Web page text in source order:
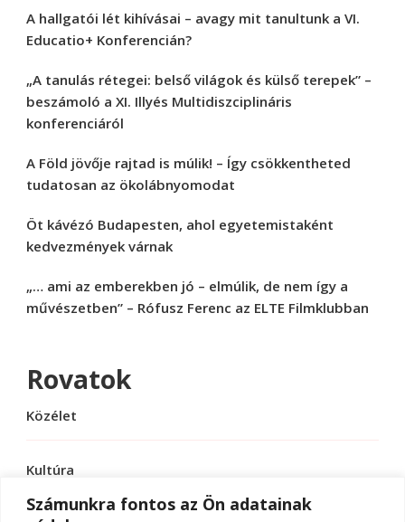
Számunkra fontos az Ön adatainak
A hallgatói lét kihívásai – avagy mit tanultunk a VI.
Educatio+ Konferencián?
„A tanulás rétegei: belső világok és külső terepek” –
beszámoló a XI. Illyés Multidiszciplináris
konferenciáról
A Föld jövője rajtad is múlik! – Így csökkentheted
tudatosan az ökolábnyomodat
Öt kávézó Budapesten, ahol egyetemistaként
kedvezmények várnak
„… ami az emberekben jó – elmúlik, de nem így a
művészetben” – Rófusz Ferenc az ELTE Filmklubban
Rovatok
Közélet
Kultúra